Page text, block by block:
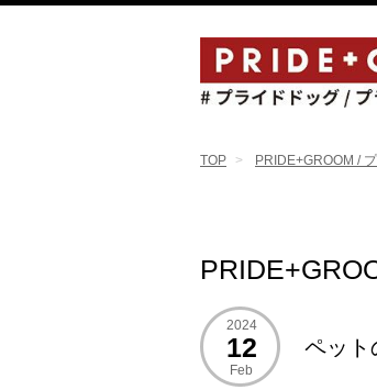
TOP PRIDE+GROOM / プ
2024
12
Feb
ペット